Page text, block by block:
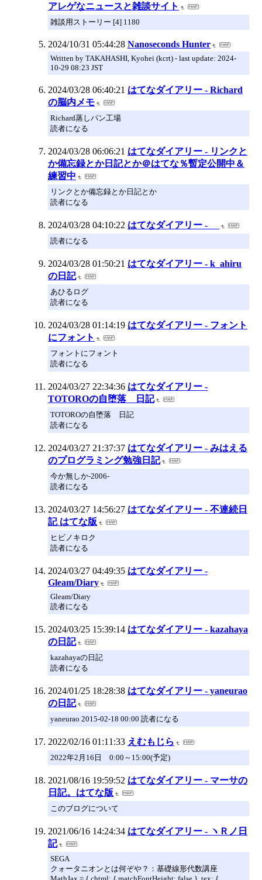
アレゲなニュースと雑談サイト
雑談用ストーリー [4] 1180
2024/10/31 05:44:28 Nanoseconds Hunter
Written by TAKAHASHI, Kyohei (kcrt) - last update: 2024-
10-29 08:23 JST
2024/03/28 06:40:21 はてなダイアリー - Richard
の脳内メモ
Richard蒸しパン工場
読者になる
2024/03/28 06:06:21 はてなダイアリー - リンクと
か備忘録とか日記とか＠はてな％暫定公開中＆
練習中
リンクとか備忘録とか日記とか
読者になる
2024/03/28 04:10:22 はてなダイアリー -
読者になる
2024/03/28 01:50:21 はてなダイアリー - k_ahiru
の日記
あひるログ
読者になる
2024/03/28 01:14:19 はてなダイアリー - フォント
にフォント
フォントにフォント
読者になる
2024/03/27 22:34:36 はてなダイアリー -
TOTOROの自堕落 日記
TOTOROの自堕落 日記
読者になる
2024/03/27 21:37:37 はてなダイアリー - みはえる
のプログラミング勉強日記
今か無しか-2006-
読者になる
2024/03/27 14:56:27 はてなダイアリー - 不連続日
記 はてな版
ヒビノキロク
読者になる
2024/03/27 04:49:35 はてなダイアリー -
Gleam/Diary
Gleam/Diary
読者になる
2024/03/25 15:39:14 はてなダイアリー - kazahaya
の日記
kazahayaの日記
読者になる
2024/01/25 18:28:38 はてなダイアリー - yaneurao
の日記
yaneurao 2015-02-18 00:00 読者になる
2022/02/16 01:11:33 えむもじら
2022年2月16日 0:00～15:00(予定)
2021/08/16 19:59:52 はてなダイアリー - マーサの
日記。はてな版
このブログについて
2021/06/16 14:24:34 はてなダイアリー - ヽＲノ日
記
SEGA
クォータニオンとは何ぞや？：基礎線形代数講座